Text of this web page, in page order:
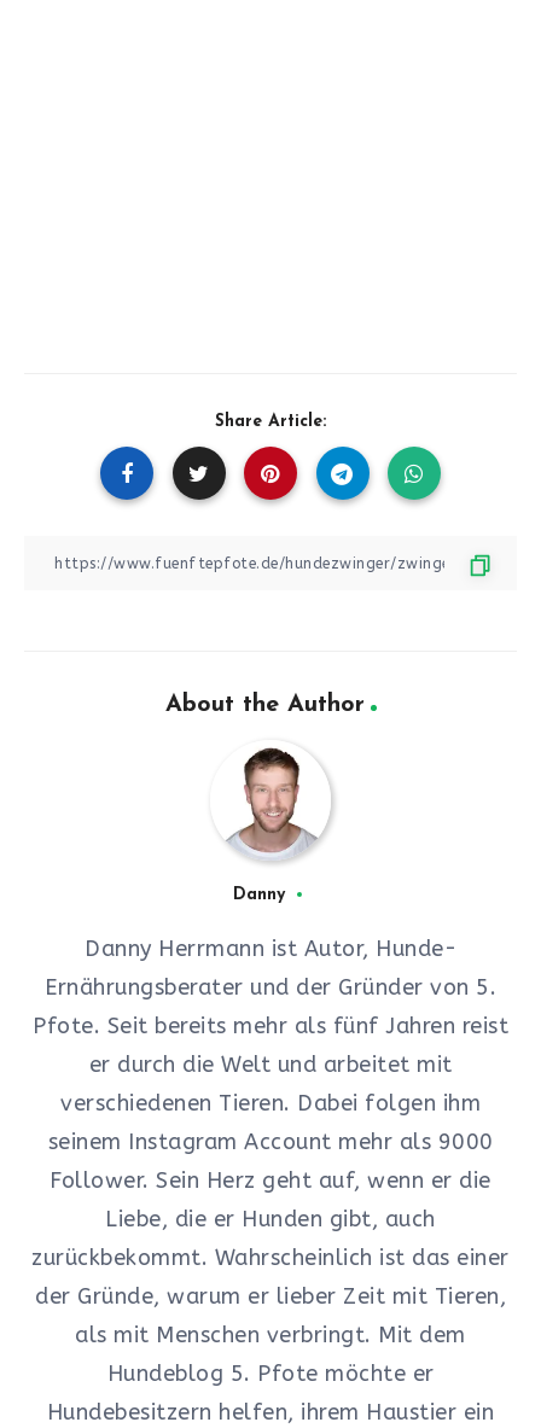
Share Article:
About the Author
Danny
Danny Herrmann ist Autor, Hunde-
Ernährungsberater und der Gründer von 5.
Pfote. Seit bereits mehr als fünf Jahren reist
er durch die Welt und arbeitet mit
verschiedenen Tieren. Dabei folgen ihm
seinem Instagram Account mehr als 9000
Follower. Sein Herz geht auf, wenn er die
Liebe, die er Hunden gibt, auch
zurückbekommt. Wahrscheinlich ist das einer
der Gründe, warum er lieber Zeit mit Tieren,
als mit Menschen verbringt. Mit dem
Hundeblog 5. Pfote möchte er
Hundebesitzern helfen, ihrem Haustier ein